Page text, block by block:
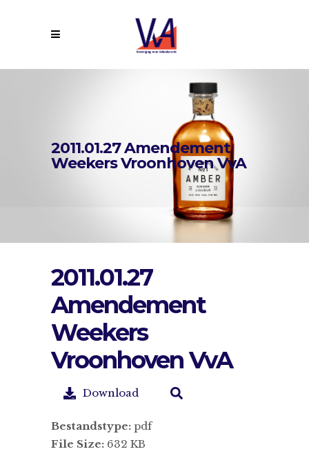
2011.01.27 Amendement
Weekers Vroonhoven VvA
2011.01.27
Amendement
Weekers
Vroonhoven VvA
Download
Bestandstype: pdf
File Size: 632 KB